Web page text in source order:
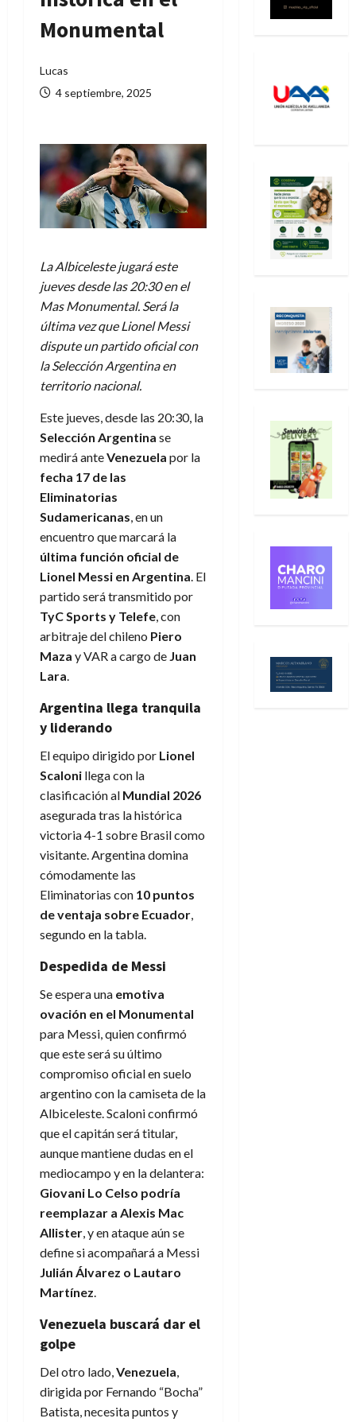
Monumental
Lucas
4 septiembre, 2025
La Albiceleste jugará este
jueves desde las 20:30 en el
Mas Monumental. Será la
última vez que Lionel Messi
dispute un partido oficial con
la Selección Argentina en
territorio nacional.
Este jueves, desde las 20:30, la
Selección Argentina se
medirá anteVenezuela por la
fecha 17 de las
Eliminatorias
Sudamericanas , en un
encuentro que marcará la
última función oficial de
Lionel Messi en Argentina . El
partido será transmitido por
TyC Sports y Telefe , con
arbitraje del chileno Piero
Maza y VAR a cargo de Juan
Lara
Argentina llega tranquila
y liderando
El equipo dirigido por Lionel
Scaloni llega con la
clasificación al Mundial 2026
asegurada tras la histórica
victoria 4-1 sobre Brasil como
visitante. Argentina domina
cómodamente las
Eliminatorias con 10 puntos
de ventaja sobre Ecuador
segundo en la tabla.
Despedida de Messi
Se espera una emotiva
ovación en el Monumental
para Messi, quien confirmó
que este será su último
compromiso oficial en suelo
argentino con la camiseta de la
Albiceleste. Scaloni confirmó
que el capitán será titular,
aunque mantiene dudas en el
mediocampo y en la delantera:
Giovani Lo Celso podría
reemplazar a Alexis Mac
Allister , y en ataque aún se
define si acompañará a Messi
Julián Álvarez o Lautaro
Martínez
Venezuela buscará dar el
golpe
Del otro lado, Venezuela
dirigida por Fernando “Bocha”
Batista, necesita puntos y